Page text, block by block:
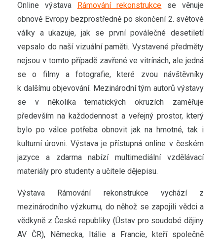
Online výstava Rámování rekonstrukce se věnuje
obnově Evropy bezprostředně po skončení 2. světové
války a ukazuje, jak se první poválečné desetiletí
vepsalo do naší vizuální paměti. Vystavené předměty
nejsou v tomto případě zavřené ve vitrínách, ale jedná
se o filmy a fotografie, které zvou návštěvníky
k dalšímu objevování. Mezinárodní tým autorů výstavy
se v několika tematických okruzích zaměřuje
především na každodennost a veřejný prostor, který
bylo po válce potřeba obnovit jak na hmotné, tak i
kulturní úrovni. Výstava je přístupná online v českém
jazyce a zdarma nabízí multimediální vzdělávací
materiály pro studenty a učitele dějepisu.
Výstava Rámování rekonstrukce vychází z
mezinárodního výzkumu, do něhož se zapojili vědci a
vědkyně z České republiky (Ústav pro soudobé dějiny
AV ČR), Německa, Itálie a Francie, kteří společně